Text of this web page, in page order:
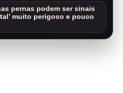
pernas podem ser sinais
muito perigoso e pouco